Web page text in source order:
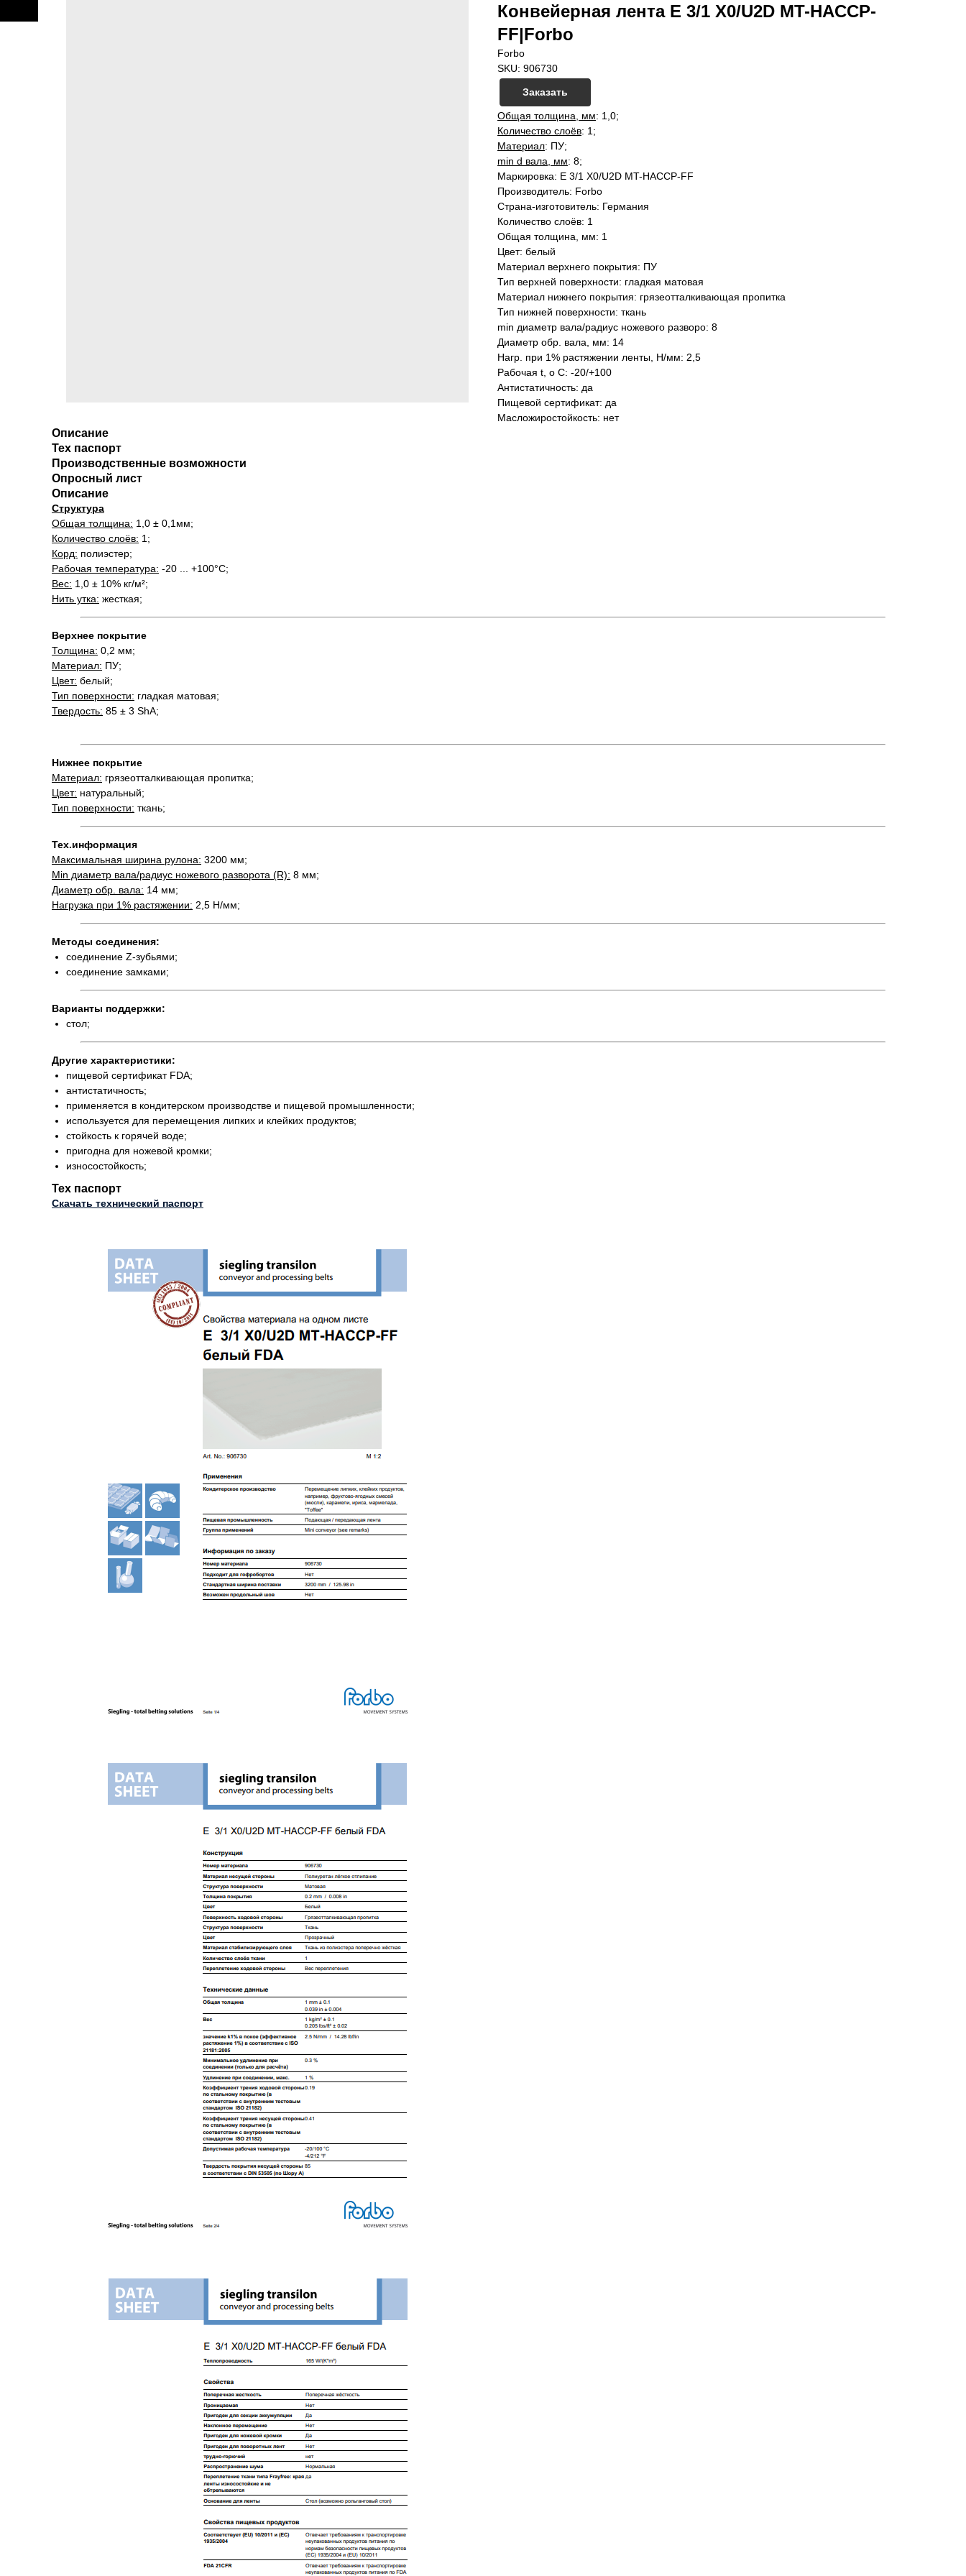
Конвейерная лента E 3/1 X0/U2D MT-HACCP-
FF|Forbo
Forbo
SKU: 906730
Заказать
Общая толщина, мм: 1,0;
Количество слоёв: 1;
Материал: ПУ;
min d вала, мм: 8;
Маркировка: E 3/1 X0/U2D MT-HACCP-FF
Производитель: Forbo
Страна-изготовитель: Германия
Количество слоёв: 1
Общая толщина, мм: 1
Цвет: белый
Материал верхнего покрытия: ПУ
Тип верхней поверхности: гладкая матовая
Материал нижнего покрытия: грязеотталкивающая пропитка
Тип нижней поверхности: ткань
min диаметр вала/радиус ножевого разворо: 8
Диаметр обр. вала, мм: 14
Нагр. при 1% растяжении ленты, Н/мм: 2,5
Рабочая t, о С: -20/+100
Антистатичность: да
Пищевой сертификат: да
Масложиростойкость: нет
Описание
Тех паспорт
Производственные возможности
Опросный лист
Описание
Структура
Общая толщина: 1,0 ± 0,1мм;
Количество слоёв: 1;
Корд: полиэстер;
Рабочая температура: -20 ... +100°С;
Вес: 1,0 ± 10% кг/м²;
Нить утка: жесткая;
Верхнее покрытие
Толщина: 0,2 мм;
Материал: ПУ;
Цвет: белый;
Тип поверхности: гладкая матовая;
Твердость: 85 ± 3 ShA;
Нижнее покрытие
Материал: грязеотталкивающая пропитка;
Цвет: натуральный;
Тип поверхности: ткань;
Тех.информация
Максимальная ширина рулона: 3200 мм;
Min диаметр вала/радиус ножевого разворота (R): 8 мм;
Диаметр обр. вала: 14 мм;
Нагрузка при 1% растяжении: 2,5 Н/мм;
Методы соединения:
соединение Z-зубьями;
соединение замками;
Варианты поддержки:
стол;
Другие характеристики:
пищевой сертификат FDA;
антистатичность;
применяется в кондитерском производстве и пищевой промышленности;
используется для перемещения липких и клейких продуктов;
стойкость к горячей воде;
пригодна для ножевой кромки;
износостойкость;
Тех паспорт
Скачать технический паспорт